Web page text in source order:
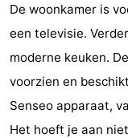
Résidence
Cadzand-
Bad
Resort
Nieuwvliet-
Bad
-
Schoneveld
Strand
Resort
-
Waterdunen
-
De woonkamer is
een televisie.
moderne keuken.
voorzien en
Senseo apparaat,
Het hoeft je aan